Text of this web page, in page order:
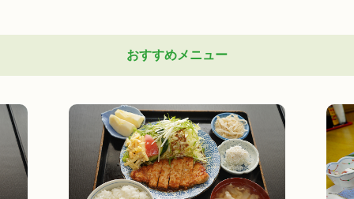
おすすめメニュー